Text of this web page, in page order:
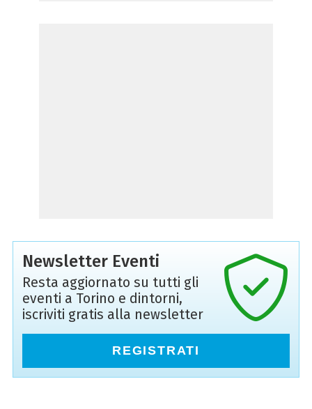
Newsletter Eventi
Resta aggiornato su tutti gli
eventi a Torino e dintorni,
iscriviti gratis alla newsletter
REGISTRATI